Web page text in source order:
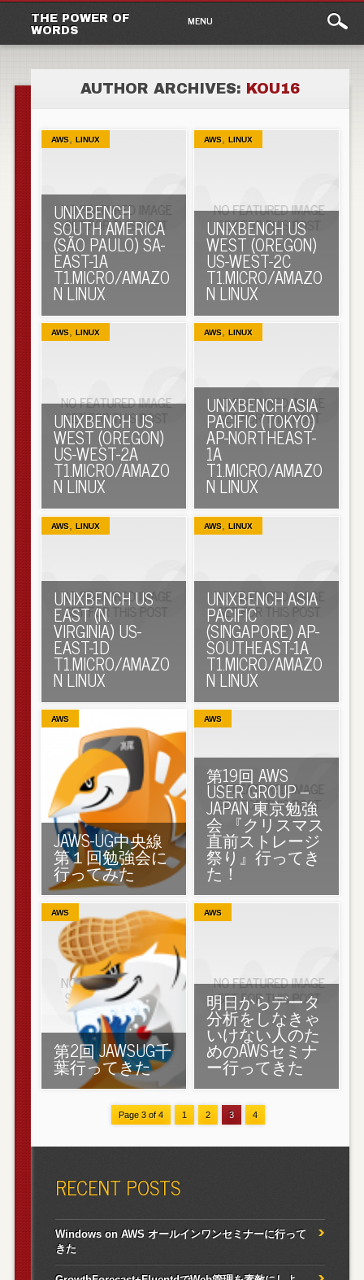
THE POWER OF
WORDS
Main
menu
MENU
AUTHOR ARCHIVES: KOU16
AWS, LINUX
UNIXBENCH
SOUTH AMERICA
(SÃO PAULO) SA-
EAST-1A
T1.MICRO/AMAZO
N LINUX
AWS, LINUX
UNIXBENCH US
WEST (OREGON)
US-WEST-2C
T1.MICRO/AMAZO
N LINUX
AWS, LINUX
UNIXBENCH US
WEST (OREGON)
US-WEST-2A
T1.MICRO/AMAZO
N LINUX
AWS, LINUX
UNIXBENCH ASIA
PACIFIC (TOKYO)
AP-NORTHEAST-
1A
T1.MICRO/AMAZO
N LINUX
AWS, LINUX
UNIXBENCH US
EAST (N.
VIRGINIA) US-
EAST-1D
T1.MICRO/AMAZO
N LINUX
AWS, LINUX
UNIXBENCH ASIA
PACIFIC
(SINGAPORE) AP-
SOUTHEAST-1A
T1.MICRO/AMAZO
N LINUX
AWS
JAWS-UG中央線
第１回勉強会に
行ってみた
AWS
第19回 AWS
USER GROUP –
JAPAN 東京勉強
会 『クリスマス
直前ストレージ
祭り』行ってき
た！
AWS
第2回 JAWSUG千
葉行ってきた
AWS
明日からデータ
分析をしなきゃ
いけない人のた
めのAWSセミナ
ー行ってきた
Page 3 of 4 1 2 3 4
RECENT POSTS
Windows on AWS オールインワンセミナーに行って
きた